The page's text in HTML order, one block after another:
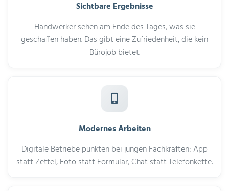
Sichtbare Ergebnisse
Handwerker sehen am Ende des Tages, was sie
geschaffen haben. Das gibt eine Zufriedenheit, die kein
Bürojob bietet.
Modernes Arbeiten
Digitale Betriebe punkten bei jungen Fachkräften: App
statt Zettel, Foto statt Formular, Chat statt Telefonkette.